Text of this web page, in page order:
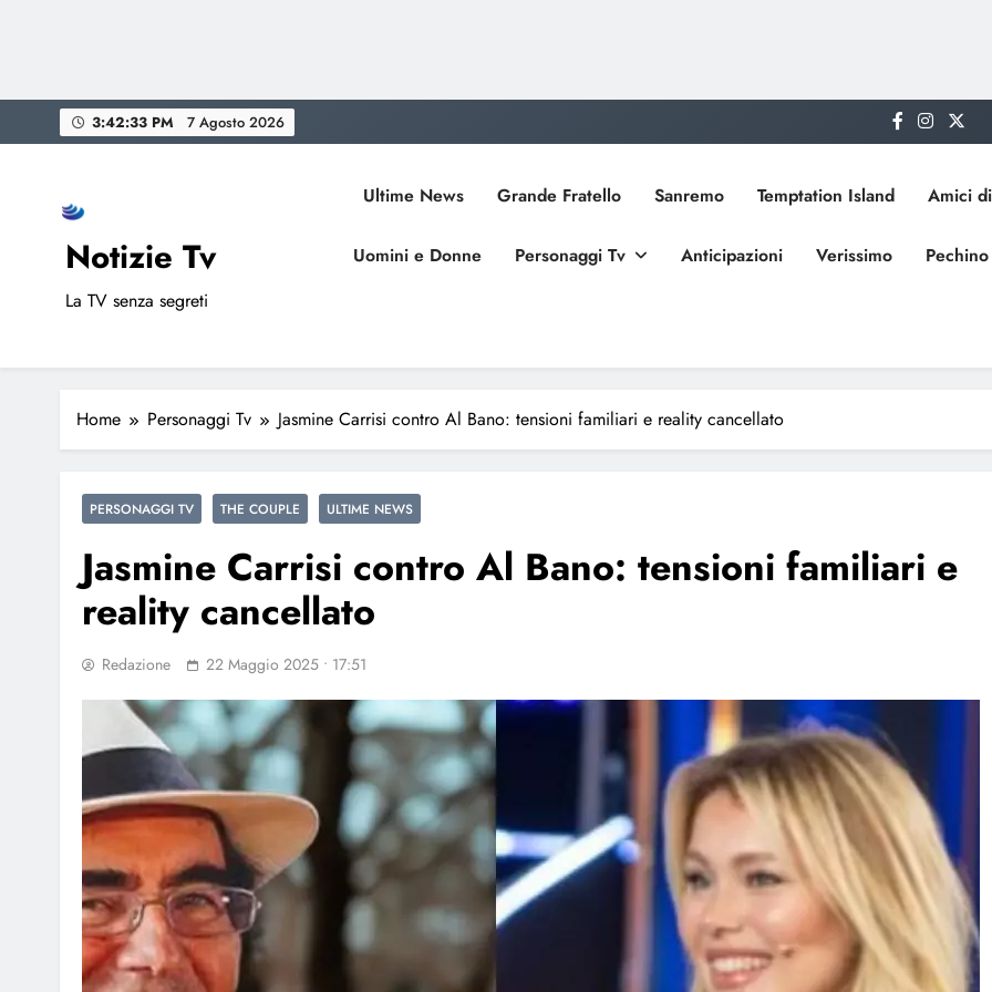
to
3:42:34 PM 7 Agosto 2026
Notizie Tv
La TV senza segreti
Ultime News Grande Fratello Sanremo Temptation Island Amici
Uomini e Donne Personaggi Tv Anticipazioni Verissimo
Home Personaggi Tv Jasmine Carrisi contro Al Bano: tensioni familiari e reality cancellato
PERSONAGGI TV THE COUPLE ULTIME NEWS
Jasmine Carrisi contro Al Bano: tensioni familiari e
reality cancellato
Redazione 22 Maggio 2025 • 17:51